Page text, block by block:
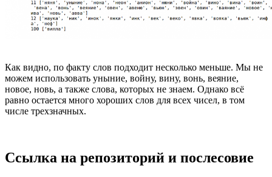
Как видно, по факту слов подходит несколько меньше. Мы не
можем использовать уныние, войну, вину, вонь, веяние,
новое, новь, а также слова, которых не знаем. Однако всё
равно остается много хороших слов для всех чисел, в том
числе трехзначных.
Ссылка на репозиторий и послесовие